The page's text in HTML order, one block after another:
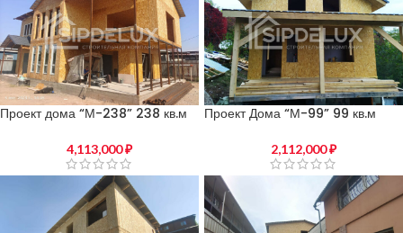
Проект дома “М-238” 238 кв.м
4,113,000₽
Проект Дома “М-99” 99 кв.м
2,112,000₽